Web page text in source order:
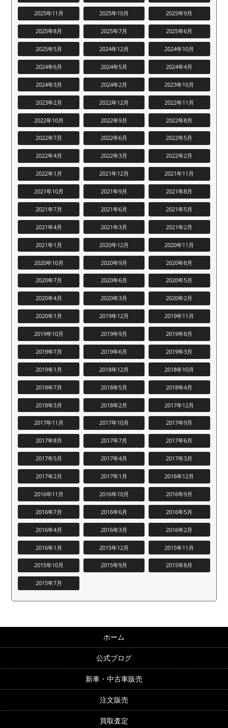
2025年11月 2025年10月 2025年9月
2025年8月 2025年7月 2025年6月
2025年5月 2024年12月 2024年10月
2024年6月 2024年5月 2024年4月
2024年3月 2024年2月 2023年10月
2023年2月 2022年12月 2022年11月
2022年10月 2022年9月 2022年8月
2022年7月 2022年6月 2022年5月
2022年4月 2022年3月 2022年2月
2022年1月 2021年12月 2021年11月
2021年10月 2021年9月 2021年8月
2021年7月 2021年6月 2021年5月
2021年4月 2021年3月 2021年2月
2021年1月 2020年12月 2020年11月
2020年10月 2020年9月 2020年8月
2020年7月 2020年6月 2020年5月
2020年4月 2020年3月 2020年2月
2020年1月 2019年12月 2019年11月
2019年10月 2019年9月 2019年8月
2019年7月 2019年6月 2019年3月
2019年1月 2018年12月 2018年10月
2018年7月 2018年5月 2018年4月
2018年3月 2018年2月 2017年12月
2017年11月 2017年10月 2017年9月
2017年8月 2017年7月 2017年6月
2017年5月 2017年4月 2017年3月
2017年2月 2017年1月 2016年12月
2016年11月 2016年10月 2016年9月
2016年7月 2016年6月 2016年5月
2016年4月 2016年3月 2016年2月
2016年1月 2015年12月 2015年11月
2015年10月 2015年9月 2015年8月
2015年7月
ホーム
公式ブログ
新車・中古車販売
注文販売
買取査定